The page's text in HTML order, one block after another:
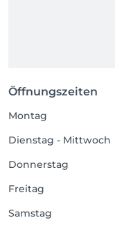
Öffnungszeiten
Montag
Dienstag - Mittwoch
Donnerstag
Freitag
Samstag